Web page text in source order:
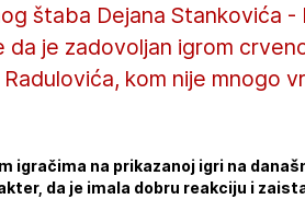
štaba Dejana Stankovića
da je zadovoljan igrom
kom nije mnogo
igračima na prikazanoj igri na
da je imala dobru reakciju i